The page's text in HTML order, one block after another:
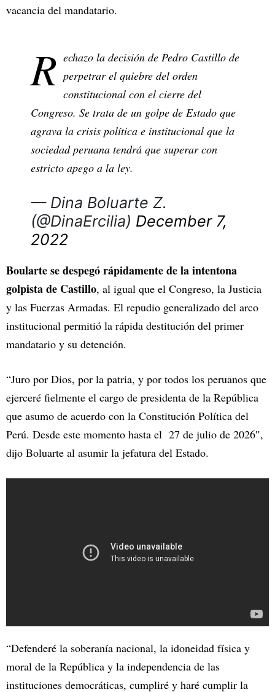
vacancia del mandatario.
R echazo la decisión de Pedro Castillo de
perpetrar el quiebre del orden
constitucional con el cierre del
Congreso. Se trata de un golpe de Estado que
agrava la crisis política e institucional que la
sociedad peruana tendrá que superar con
estricto apego a la ley.
— Dina Boluarte Z.
(@DinaErcilia) December 7,
2022
Boularte se despegó rápidamente de la intentona
golpista de Castillo, al igual que el Congreso, la Justicia
y las Fuerzas Armadas. El repudio generalizado del arco
institucional permitió la rápida destitución del primer
mandatario y su detención.
“Juro por Dios, por la patria, y por todos los peruanos que
ejerceré fielmente el cargo de presidenta de la República
que asumo de acuerdo con la Constitución Política del
Perú. Desde este momento hasta el 27 de julio de 2026″,
dijo Boluarte al asumir la jefatura del Estado.
“Defenderé la soberanía nacional, la idoneidad física y
moral de la República y la independencia de las
instituciones democráticas, cumpliré y haré cumplir la